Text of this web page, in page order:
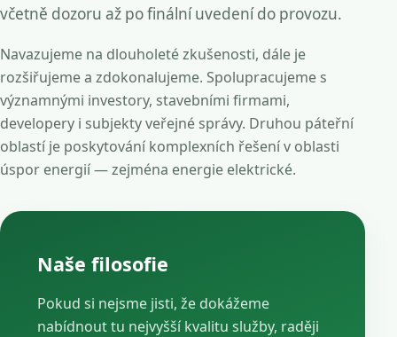
včetně dozoru až po finální uvedení do provozu.
Navazujeme na dlouholeté zkušenosti, dále je
rozšiřujeme a zdokonalujeme. Spolupracujeme s
významnými investory, stavebními firmami,
developery i subjekty veřejné správy. Druhou páteřní
oblastí je poskytování komplexních řešení v oblasti
úspor energií — zejména energie elektrické.
Naše filosofie
Pokud si nejsme jisti, že dokážeme
nabídnout tu nejvyšší kvalitu služby, raději